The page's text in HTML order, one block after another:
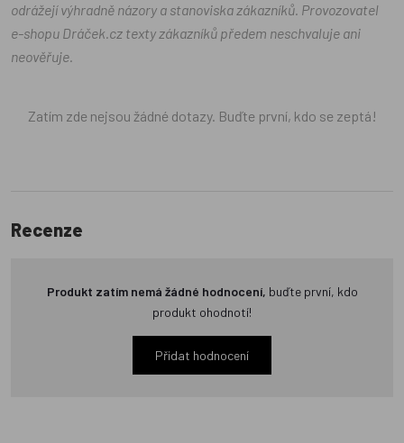
odrážejí výhradně názory a stanoviska zákazníků. Provozovatel
e-shopu Dráček.cz texty zákazníků předem neschvaluje ani
neověřuje.
Zatím zde nejsou žádné dotazy. Buďte první, kdo se zeptá!
Recenze
Produkt zatím nemá žádné hodnocení, buďte první, kdo
produkt ohodnotí!
Přidat hodnocení